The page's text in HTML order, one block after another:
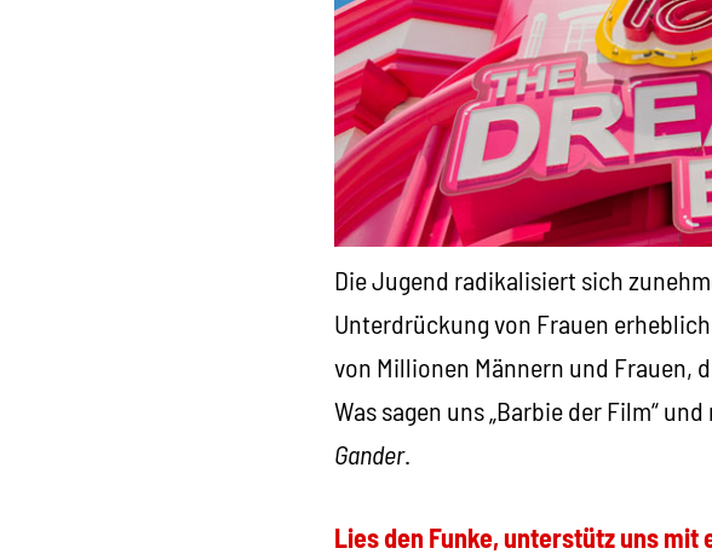
Die Jugend radikalisiert sich
Unterdrückung von Frauen
von Millionen Männern und Frauen,
Was sagen uns „Barbie der Film“
Gander.
Lies den Funke, unterstütz uns